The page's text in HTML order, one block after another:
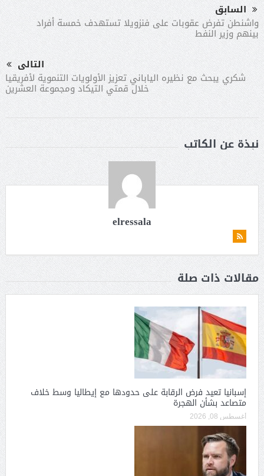
السابق
واشنطن تفرض عقوبات على فنزويلا تستهدف خمسة أفراد
بينهم وزير النفط
التالى
شكري يبحث مع نظيره الياباني تعزيز الأولويات التنموية لأفريقيا
خلال قمتي التيكاد ومجموعة العشرين
نبذة عن الكاتب
elressala
مقالات ذات صلة
إسبانيا تعيد فرض الرقابة على حدودها مع إيطاليا وسط خلاف
متصاعد بشأن الهجرة
أغسطس 08, 2026